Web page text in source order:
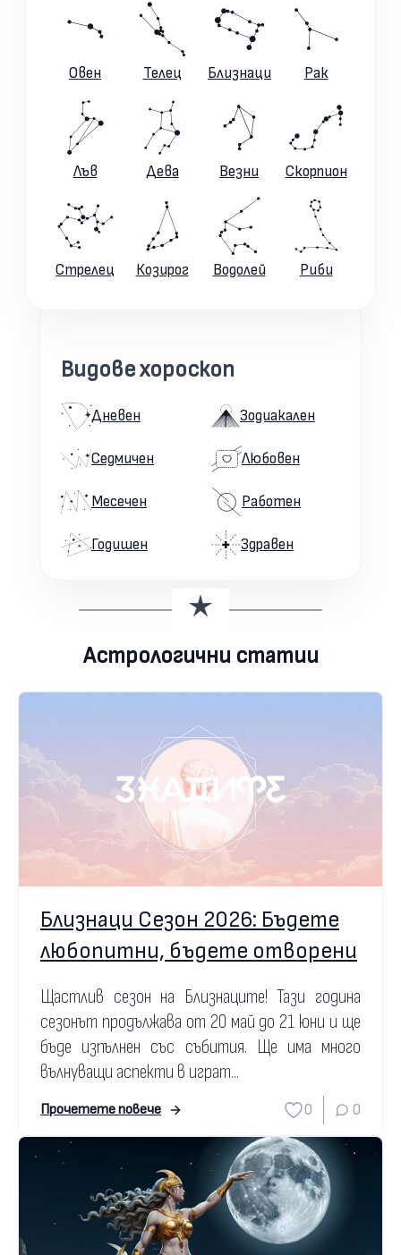
Овен Телец Близнаци Рак
Лъв Дева Везни Скорпион
Стрелец Козирог Водолей Риби
Видове хороскоп
Дневен
Седмичен
Месечен
Годишен
Зодиакален
Любовен
Работен
Здравен
Астрологични статии
Близнаци Сезон 2026: Бъдете
любопитни, бъдете отворени
Щастлив сезон на Близнаците! Тази година
сезонът продължава от 20 май до 21 юни и ще
бъде изпълнен със събития. Ще има много
вълнуващи аспекти в играт...
Прочетете повече 0 0